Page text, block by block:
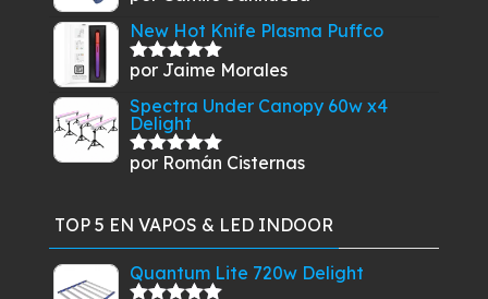
New Hot Knife Plasma Puffco
Valorado
por Jaime Morales
Spectra Under Canopy 60w x4
Delight
Valorado
por Román Cisternas
TOP 5 EN VAPOS & LED INDOOR
Quantum Lite 720w Delight